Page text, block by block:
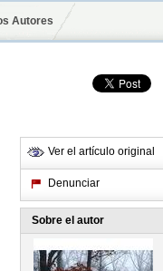
Autores
Ver el artículo original
Denunciar
Sobre el autor